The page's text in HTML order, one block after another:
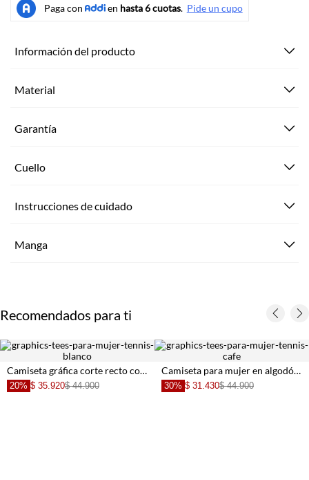
Información del producto
Material
Garantía
Cuello
Instrucciones de cuidado
Manga
Recomendados para ti
Camiseta gráfica corte recto con leopardo Rebel By Chaos en algodón blanco para mujer
20% $ 35.920$ 44.900
Camiseta para mujer en algodón café fit clásico con tigres
30% $ 31.430$ 44.900